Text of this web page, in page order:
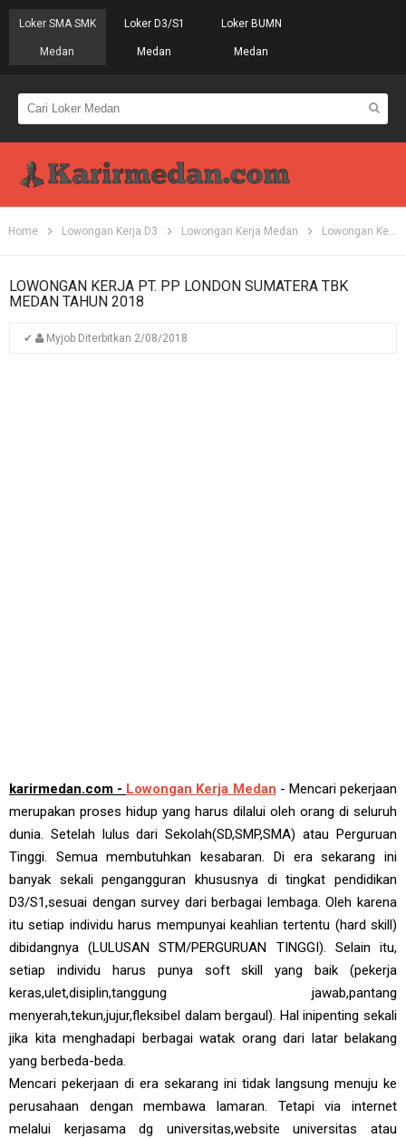
Loker SMA SMK
Medan
Loker D3/S1
Medan
Loker BUMN
Medan
Home Lowongan Kerja D3 Lowongan Kerja Medan Lowongan Kerja S1
LOWONGAN KERJA PT. PP LONDON SUMATERA TBK
MEDAN TAHUN 2018
✔ Myjob Diterbitkan 2/08/2018
karirmedan.com - Lowongan Kerja Medan - Mencari pekerjaan
merupakan proses hidup yang harus dilalui oleh orang di seluruh
dunia. Setelah lulus dari Sekolah(SD,SMP,SMA) atau Perguruan
Tinggi. Semua membutuhkan kesabaran. Di era sekarang ini
banyak sekali pengangguran khususnya di tingkat pendidikan
D3/S1,sesuai dengan survey dari berbagai lembaga. Oleh karena
itu setiap individu harus mempunyai keahlian tertentu (hard skill)
dibidangnya (LULUSAN STM/PERGURUAN TINGGI). Selain itu,
setiap individu harus punya soft skill yang baik (pekerja
keras,ulet,disiplin,tanggung jawab,pantang
menyerah,tekun,jujur,fleksibel dalam bergaul). Hal inipenting sekali
jika kita menghadapi berbagai watak orang dari latar belakang
yang berbeda-beda.
Mencari pekerjaan di era sekarang ini tidak langsung menuju ke
perusahaan dengan membawa lamaran. Tetapi via internet
melalui kerjasama dg universitas,website universitas atau